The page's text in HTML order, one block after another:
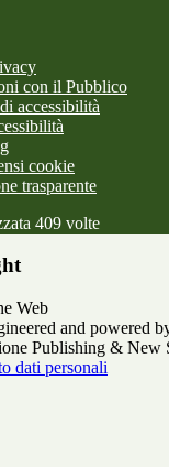
con il Pubblico
accessibilità
cookie
trasparente
409 volte
and powered
Publishing & New
dati personali